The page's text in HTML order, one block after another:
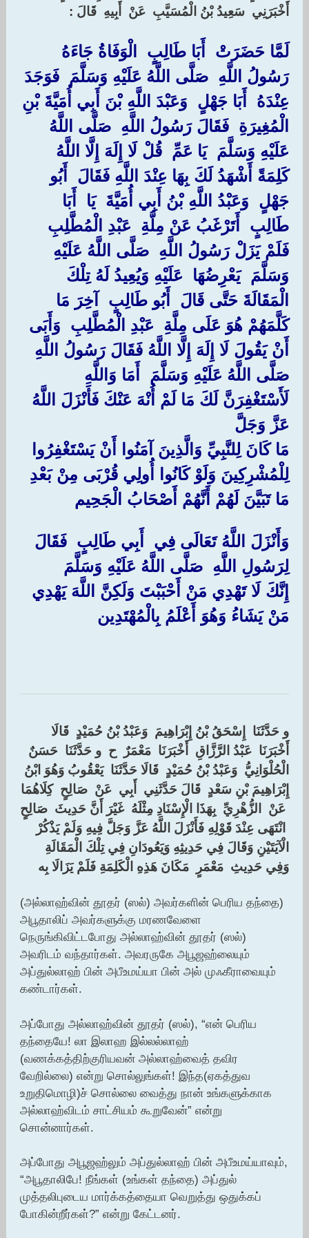
أَخْبَرَنِي ‏ ‏سَعِيدُ بْنُ الْمُسَيَّبِ ‏ ‏عَنْ ‏ ‏أَبِيهِ ‏ ‏قَالَ :‏
‏لَمَّا حَضَرَتْ ‏ ‏أَبَا طَالِبٍ ‏ ‏الْوَفَاةُ جَاءَهُ
رَسُولُ اللَّهِ ‏ ‏صَلَّى اللَّهُ عَلَيْهِ وَسَلَّمَ ‏ ‏فَوَجَدَ
عِنْدَهُ ‏ ‏أَبَا جَهْلٍ ‏ ‏وَعَبْدَ اللَّهِ بْنَ أَبِي أُمَيَّةَ بْنِ
الْمُغِيرَةِ ‏ ‏فَقَالَ رَسُولُ اللَّهِ ‏ ‏صَلَّى اللَّهُ
عَلَيْهِ وَسَلَّمَ ‏ ‏يَا عَمِّ ‏ ‏قُلْ لَا إِلَهَ إِلَّا اللَّهُ
كَلِمَةً أَشْهَدُ لَكَ بِهَا عِنْدَ اللَّهِ فَقَالَ ‏ ‏أَبُو
جَهْلٍ ‏ ‏وَعَبْدُ اللَّهِ بْنُ أَبِي أُمَيَّةَ ‏ ‏يَا ‏ ‏أَبَا
طَالِبٍ ‏ ‏أَتَرْغَبُ عَنْ مِلَّةِ ‏ ‏عَبْدِ الْمُطَّلِبِ ‏
‏فَلَمْ يَزَلْ رَسُولُ اللَّهِ ‏ ‏صَلَّى اللَّهُ عَلَيْهِ
وَسَلَّمَ ‏ ‏يَعْرِضُهَا ‏ ‏عَلَيْهِ وَيُعِيدُ لَهُ تِلْكَ
الْمَقَالَةَ حَتَّى قَالَ ‏ ‏أَبُو طَالِبٍ ‏ ‏آخِرَ مَا
كَلَّمَهُمْ هُوَ عَلَى مِلَّةِ ‏ ‏عَبْدِ الْمُطَّلِبِ ‏ ‏وَأَبَى
أَنْ يَقُولَ لَا إِلَهَ إِلَّا اللَّهُ فَقَالَ رَسُولُ اللَّهِ ‏
‏صَلَّى اللَّهُ عَلَيْهِ وَسَلَّمَ ‏ ‏أَمَا وَاللَّهِ
لَأَسْتَغْفِرَنَّ لَكَ مَا لَمْ أُنْهَ عَنْكَ فَأَنْزَلَ اللَّهُ
عَزَّ وَجَلَّ ‏
مَا كَانَ لِلنَّبِيِّ وَالَّذِينَ آمَنُوا أَنْ يَسْتَغْفِرُوا
لِلْمُشْرِكِينَ وَلَوْ كَانُوا أُولِي قُرْبَى مِنْ بَعْدِ
مَا تَبَيَّنَ لَهُمْ أَنَّهُمْ أَصْحَابُ الْجَحِيم
‏وَأَنْزَلَ اللَّهُ تَعَالَى فِي ‏ ‏أَبِي طَالِبٍ ‏ ‏فَقَالَ
لِرَسُولِ اللَّهِ ‏ ‏صَلَّى اللَّهُ عَلَيْهِ وَسَلَّمَ ‏
إِنَّكَ لَا تَهْدِي مَنْ أَحْبَبْتَ وَلَكِنَّ اللَّهَ يَهْدِي
مَنْ يَشَاءُ وَهُوَ أَعْلَمُ بِالْمُهْتَدِين
و حَدَّثَنَا ‏ ‏إِسْحَقُ بْنُ إِبْرَاهِيمَ ‏ ‏وَعَبْدُ بْنُ حُمَيْدٍ ‏ ‏قَالَا
أَخْبَرَنَا ‏ ‏عَبْدُ الرَّزَّاقِ ‏ ‏أَخْبَرَنَا ‏ ‏مَعْمَرٌ ‏ ‏ح ‏ ‏و حَدَّثَنَا ‏ ‏حَسَنٌ
الْحُلْوَانِيُّ ‏ ‏وَعَبْدُ بْنُ حُمَيْدٍ ‏ ‏قَالَا حَدَّثَنَا ‏ ‏يَعْقُوبُ وَهُوَ ابْنُ
إِبْرَاهِيمَ بْنِ سَعْدٍ ‏ ‏قَالَ حَدَّثَنِي ‏ ‏أَبِي ‏ ‏عَنْ ‏ ‏صَالِحٍ ‏ ‏كِلَاهُمَا
‏ ‏عَنْ ‏ ‏الزُّهْرِيِّ ‏ ‏بِهَذَا الْإِسْنَادِ مِثْلَهُ ‏ ‏غَيْرَ أَنَّ حَدِيثَ ‏ ‏صَالِحٍ
‏ ‏انْتَهَى عِنْدَ قَوْلِهِ فَأَنْزَلَ اللَّهُ عَزَّ وَجَلَّ فِيهِ وَلَمْ يَذْكُرْ
الْآيَتَيْنِ وَقَالَ فِي حَدِيثِهِ وَيَعُودَانِ فِي تِلْكَ الْمَقَالَةِ ‏
‏وَفِي حَدِيثِ ‏ ‏مَعْمَرٍ ‏ ‏مَكَانَ هَذِهِ الْكَلِمَةِ فَلَمْ يَزَالَا بِه
(அல்லாஹ்வின் தூதர் (ஸல்) அவர்களின் பெரிய தந்தை)
அபூதாலிப் அவர்களுக்கு மரணவேளை
நெருங்கிவிட்டபோது அல்லாஹ்வின் தூதர் (ஸல்)
அவரிடம் வந்தார்கள். அவரருகே அபூஜஹ்லையும்
அப்துல்லாஹ் பின் அபீஉமய்யா பின் அல் முஃகீராவையும்
கண்டார்கள்.
அப்போது அல்லாஹ்வின் தூதர் (ஸல்), “என் பெரிய
தந்தையே! லா இலாஹ இல்லல்லாஹ்
(வணக்கத்திற்குரியவன் அல்லாஹ்வைத் தவிர
வேறில்லை) என்று சொல்லுங்கள்! இந்த(ஏகத்துவ
உறுதிமொழி)ச் சொல்லை வைத்து நான் உங்களுக்காக
அல்லாஹ்விடம் சாட்சியம் கூறுவேன்” என்று
சொன்னார்கள்.
அப்போது அபூஜஹ்லும் அப்துல்லாஹ் பின் அபீஉமய்யாவும்,
“அபூதாலிபே! நீங்கள் (உங்கள் தந்தை) அப்துல்
முத்தலிபுடைய மார்க்கத்தையா வெறுத்து ஒதுக்கப்
போகின்றீர்கள்?” என்று கேட்டனர்.